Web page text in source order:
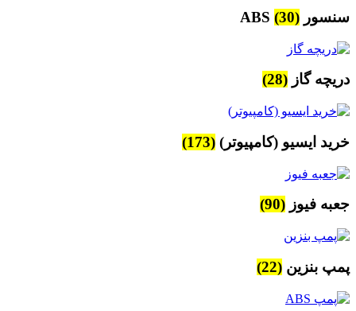
سنسور ABS (30)
دریچه گاز (28)
خرید ایسیو (کامپیوتر) (173)
جعبه فیوز (90)
پمپ بنزین (22)